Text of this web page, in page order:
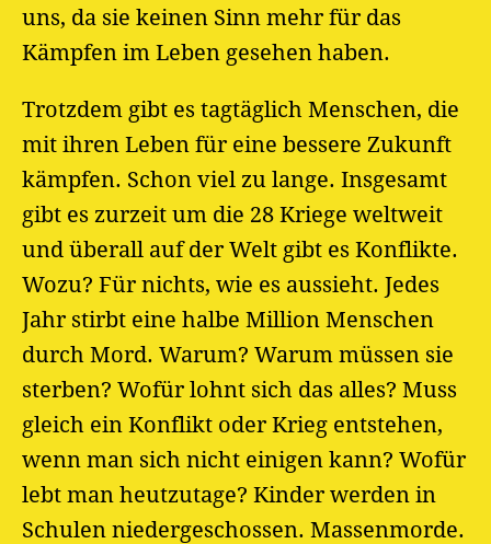
uns, da sie keinen Sinn mehr für das
Kämpfen im Leben gesehen haben.
Trotzdem gibt es tagtäglich Menschen, die
mit ihren Leben für eine bessere Zukunft
kämpfen. Schon viel zu lange. Insgesamt
gibt es zurzeit um die 28 Kriege weltweit
und überall auf der Welt gibt es Konflikte.
Wozu? Für nichts, wie es aussieht. Jedes
Jahr stirbt eine halbe Million Menschen
durch Mord. Warum? Warum müssen sie
sterben? Wofür lohnt sich das alles? Muss
gleich ein Konflikt oder Krieg entstehen,
wenn man sich nicht einigen kann? Wofür
lebt man heutzutage? Kinder werden in
Schulen niedergeschossen. Massenmorde.